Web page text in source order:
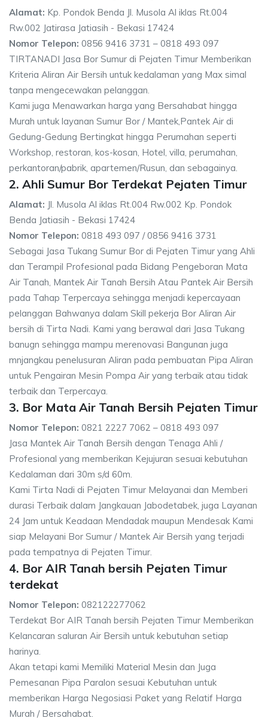
Alamat: Kp. Pondok Benda Jl. Musola Al iklas Rt.004
Rw.002 Jatirasa Jatiasih - Bekasi 17424
Nomor Telepon: 0856 9416 3731 – 0818 493 097
TIRTANADI Jasa Bor Sumur di Pejaten Timur Memberikan
Kriteria Aliran Air Bersih untuk kedalaman yang Max simal
tanpa mengecewakan pelanggan.
Kami juga Menawarkan harga yang Bersahabat hingga
Murah untuk layanan Sumur Bor / Mantek,Pantek Air di
Gedung-Gedung Bertingkat hingga Perumahan seperti
Workshop, restoran, kos-kosan, Hotel, villa, perumahan,
perkantoran/pabrik, apartemen/Rusun, dan sebagainya.
2. Ahli Sumur Bor Terdekat Pejaten Timur
Alamat: Jl. Musola Al iklas Rt.004 Rw.002 Kp. Pondok
Benda Jatiasih - Bekasi 17424
Nomor Telepon: 0818 493 097 / 0856 9416 3731
Sebagai Jasa Tukang Sumur Bor di Pejaten Timur yang Ahli
dan Terampil Profesional pada Bidang Pengeboran Mata
Air Tanah, Mantek Air Tanah Bersih Atau Pantek Air Bersih
pada Tahap Terpercaya sehingga menjadi kepercayaan
pelanggan Bahwanya dalam Skill pekerja Bor Aliran Air
bersih di Tirta Nadi. Kami yang berawal dari Jasa Tukang
banugn sehingga mampu merenovasi Bangunan juga
mnjangkau penelusuran Aliran pada pembuatan Pipa Aliran
untuk Pengairan Mesin Pompa Air yang terbaik atau tidak
terbaik dan Terpercaya.
3. Bor Mata Air Tanah Bersih Pejaten Timur
Nomor Telepon: 0821 2227 7062 – 0818 493 097
Jasa Mantek Air Tanah Bersih dengan Tenaga Ahli /
Profesional yang memberikan Kejujuran sesuai kebutuhan
Kedalaman dari 30m s/d 60m.
Kami Tirta Nadi di Pejaten Timur Melayanai dan Memberi
durasi Terbaik dalam Jangkauan Jabodetabek, juga Layanan
24 Jam untuk Keadaan Mendadak maupun Mendesak Kami
siap Melayani Bor Sumur / Mantek Air Bersih yang terjadi
pada tempatnya di Pejaten Timur.
4. Bor AIR Tanah bersih Pejaten Timur
terdekat
Nomor Telepon: 082122277062
Terdekat Bor AIR Tanah bersih Pejaten Timur Memberikan
Kelancaran saluran Air Bersih untuk kebutuhan setiap
harinya.
Akan tetapi kami Memiliki Material Mesin dan Juga
Pemesanan Pipa Paralon sesuai Kebutuhan untuk
memberikan Harga Negosiasi Paket yang Relatif Harga
Murah / Bersahabat.